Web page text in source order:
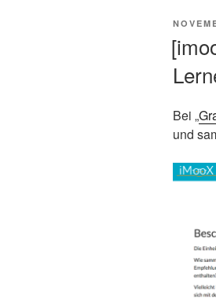
Bei „
und